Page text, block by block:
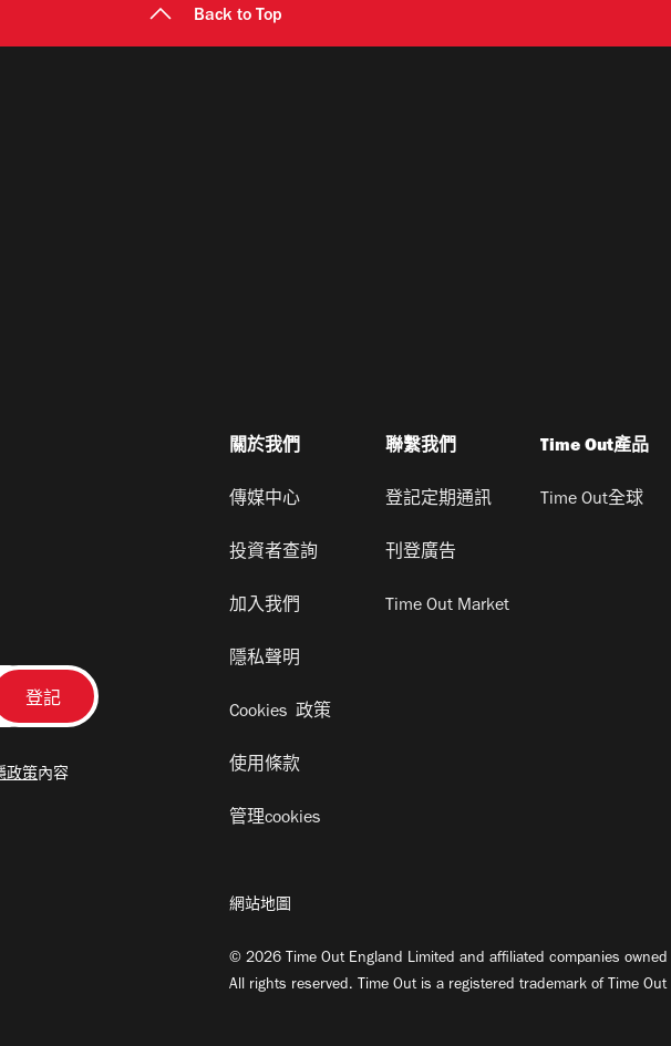
Back to Top
政策內容
關於我們
傳媒中心
投資者查詢
加入我們
隱私聲明
Cookies 政策
使用條款
管理cookies
聯繫我們
登記定期通訊
刊登廣告
Time Out Market
Time Out產品
Time Out全球
網站地圖
© 2026 Time Out England Limited and affiliated companies owned
All rights reserved. Time Out is a registered trademark of Time Out